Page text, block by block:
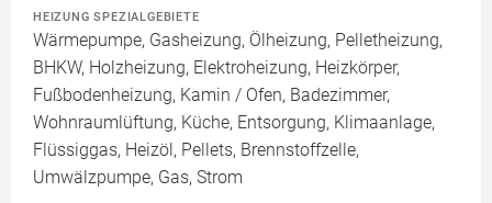
HEIZUNG SPEZIALGEBIETE
Wärmepumpe, Gasheizung, Ölheizung, Pelletheizung,
BHKW, Holzheizung, Elektroheizung, Heizkörper,
Fußbodenheizung, Kamin / Ofen, Badezimmer,
Wohnraumlüftung, Küche, Entsorgung, Klimaanlage,
Flüssiggas, Heizöl, Pellets, Brennstoffzelle,
Umwälzpumpe, Gas, Strom